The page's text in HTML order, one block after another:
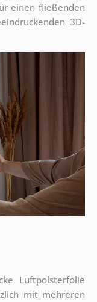
einen fließenden
3D-
Luftpolsterfolie
mit mehreren